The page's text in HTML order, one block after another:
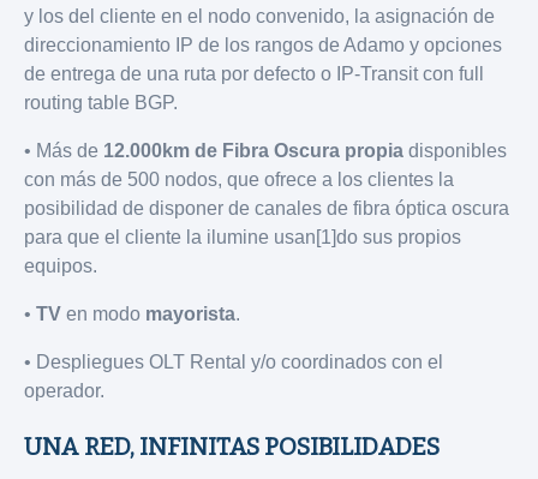
y los del cliente en el nodo convenido, la asignación de
direccionamiento IP de los rangos de Adamo y opciones
de entrega de una ruta por defecto o IP-Transit con full
routing table BGP.
• Más de 12.000km de Fibra Oscura propia disponibles
con más de 500 nodos, que ofrece a los clientes la
posibilidad de disponer de canales de fibra óptica oscura
para que el cliente la ilumine usan[1]do sus propios
equipos.
• TV en modo mayorista.
• Despliegues OLT Rental y/o coordinados con el
operador.
UNA RED, INFINITAS POSIBILIDADES